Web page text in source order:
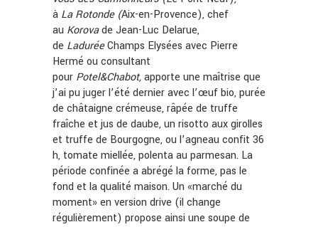
à La Rotonde (Aix-en-Provence), chef
au Korovade Jean-Luc Delarue,
de LaduréeChamps Elysées avec Pierre
Hermé ou consultant
pour Potel&Chabot,apporte une maîtrise que
j’ai pu juger l’été dernier avec l’œuf bio, purée
de châtaigne crémeuse, râpée de truffe
fraîche et jus de daube, un risotto aux girolles
et truffe de Bourgogne, ou l’agneau confit 36
h, tomate miellée, polenta au parmesan. La
période confinée a abrégé la forme, pas le
fond et la qualité maison. Un «marché du
moment» en version drive (il change
régulièrement) propose ainsi une soupe de